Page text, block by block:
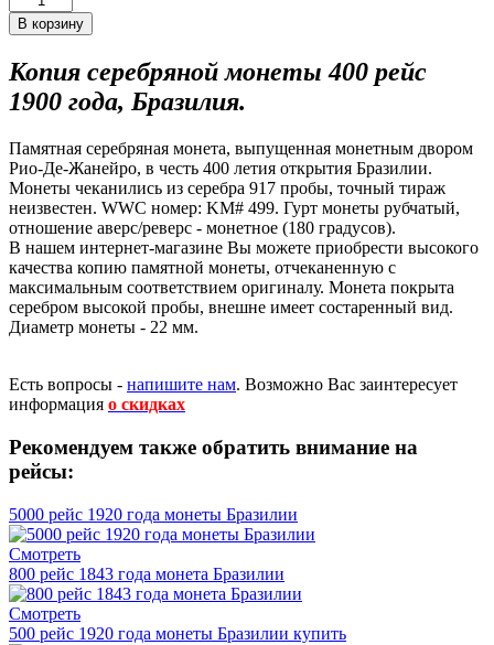
Копия серебряной монеты 400 рейс
1900 года, Бразилия.
Памятная серебряная монета, выпущенная монетным двором
Рио-Де-Жанейро, в честь 400 летия открытия Бразилии.
Монеты чеканились из серебра 917 пробы, точный тираж
неизвестен. WWC номер: KM# 499. Гурт монеты рубчатый,
отношение аверс/реверс - монетное (180 градусов).
В нашем интернет-магазине Вы можете приобрести высокого
качества копию памятной монеты, отчеканенную с
максимальным соответствием оригиналу. Монета покрыта
серебром высокой пробы, внешне имеет состаренный вид.
Диаметр монеты - 22 мм.
Есть вопросы - напишите нам. Возможно Вас заинтересует
информация о скидках
Рекомендуем также обратить внимание на
рейсы:
5000 рейс 1920 года монеты Бразилии
Смотреть
800 рейс 1843 года монета Бразилии
Смотреть
500 рейс 1920 года монеты Бразилии купить